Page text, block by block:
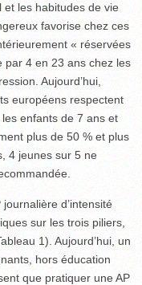
les habitudes de vie
favorise chez ces
« réservées
par 4 en 23 ans chez les
Aujourd’hui,
européens respectent
enfants de 7 ans et
plus de 50 % et plus
4 jeunes sur 5 ne
journalière d’inten­sité
sur les trois piliers,
1). Aujourd’hui, un
hors éducation
que pratiquer une AP